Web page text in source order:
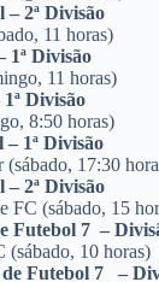
2ª Divisão
11 horas)
1ª Divisão
11 horas)
Divisão
8:50 horas)
1ª Divisão
17:30
2ª Divisão
FC (sábado, 15
Futebol 7 –
(sábado, 10 horas)
Futebol 7 –